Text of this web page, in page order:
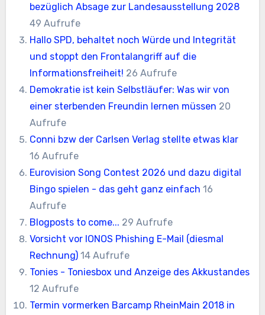
bezüglich Absage zur Landesausstellung 2028
49 Aufrufe
Hallo SPD, behaltet noch Würde und Integrität
und stoppt den Frontalangriff auf die
Informationsfreiheit! 26 Aufrufe
Demokratie ist kein Selbstläufer: Was wir von
einer sterbenden Freundin lernen müssen 20
Aufrufe
Conni bzw der Carlsen Verlag stellte etwas klar
16 Aufrufe
Eurovision Song Contest 2026 und dazu digital
Bingo spielen - das geht ganz einfach 16
Aufrufe
Blogposts to come... 29 Aufrufe
Vorsicht vor IONOS Phishing E-Mail (diesmal
Rechnung) 14 Aufrufe
Tonies - Toniesbox und Anzeige des Akkustandes
12 Aufrufe
Termin vormerken Barcamp RheinMain 2018 in